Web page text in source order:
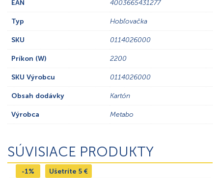
EAN 4003665431277
Typ Hobľovačka
SKU 0114026000
Príkon (W) 2200
SKU Výrobcu 0114026000
Obsah dodávky Kartón
Výrobca Metabo
SÚVISIACE PRODUKTY
-1% Ušetríte 5 €